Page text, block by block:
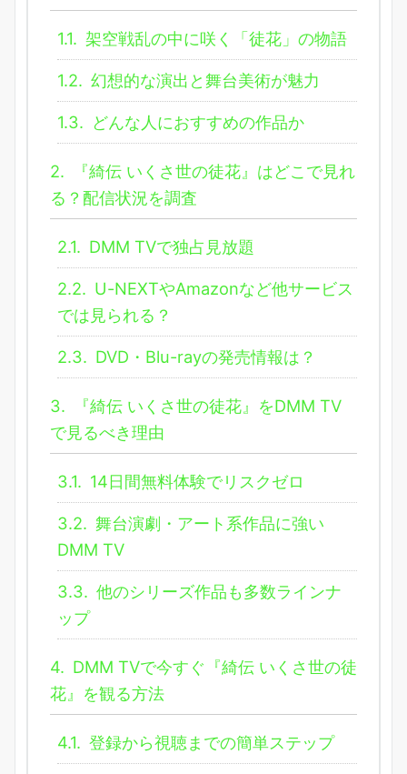
1.1. 架空戦乱の中に咲く「徒花」の物語
1.2. 幻想的な演出と舞台美術が魅力
1.3. どんな人におすすめの作品か
2.
『綺伝 いくさ世の徒花』はどこで見れ
る？配信状況を調査
2.1. DMM TVで独占見放題
2.2. U-NEXTやAmazonなど他サービス
では見られる？
2.3. DVD・Blu-rayの発売情報は？
3.
『綺伝 いくさ世の徒花』をDMM TV
で見るべき理由
3.1. 14日間無料体験でリスクゼロ
3.2. 舞台演劇・アート系作品に強い
DMM TV
3.3. 他のシリーズ作品も多数ラインナ
ップ
4. DMM TVで今すぐ『綺伝 いくさ世の徒
花』を観る方法
4.1. 登録から視聴までの簡単ステップ